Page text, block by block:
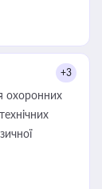
+3
охоронних